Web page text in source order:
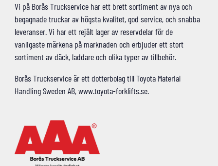
Vi på Borås Truckservice har ett brett sortiment av nya och
begagnade truckar av högsta kvalitet, god service, och snabba
leveranser. Vi har ett rejält lager av reservdelar för de
vanligaste märkena på marknaden och erbjuder ett stort
sortiment av däck, laddare och olika typer av tillbehör.
Borås Truckservice är ett dotterbolag till Toyota Material
Handling Sweden AB, www.toyota-forklifts.se.